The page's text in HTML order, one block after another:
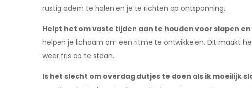
rustig adem te halen en je te richten op ontspanning.
Helpt het om vaste tijden aan te houden voor slapen
helpen je lichaam om een ritme te ontwikkelen. Dit maakt
weer fris op te staan.
Is het slecht om overdag dutjes te doen als ik moeilijk